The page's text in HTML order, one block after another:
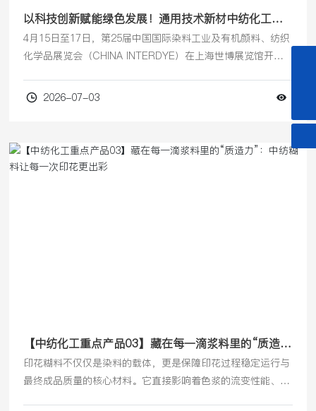
以科技创新赋能绿色发展！通用技术新材中纺化工亮
相上海国际染料工业及有机颜料、纺织化学品展览会
4月15日至17日，第25届中国国际染料工业及有机颜料、纺织
化学品展览会（CHINA INTERDYE）在上海世博展览馆开
贸易促进委员会上海市分会共同主办，是行业内规模最大、影
员、中纺化工董事长李开占出席展会并与企业客商进行沟通交
流。
2026-07-03
【中纺化工重点产品03】藏在每一滴浆料里的“质造
力”：中纺糊料让每一次印花更出彩
印花糊料不仅仅是染料的载体，更是保障印花过程稳定运行与
最终成品质量的核心材料。它直接影响着色浆的流变性能、织